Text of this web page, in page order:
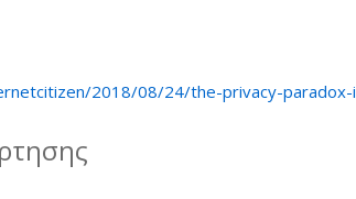
2018/08/24/the-privacy-